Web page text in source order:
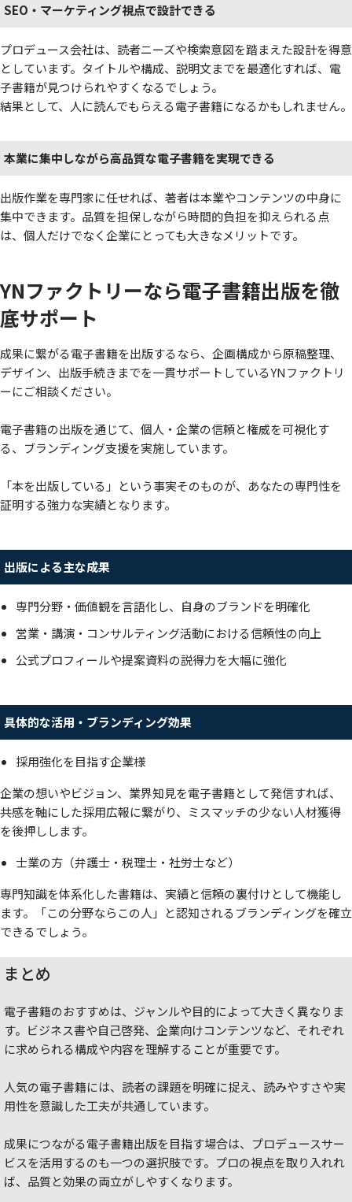
SEO・マーケティング視点で設計できる
プロデュース会社は、読者ニーズや検索意図を踏まえた設計を得意
としています。タイトルや構成、説明文までを最適化すれば、電
子書籍が見つけられやすくなるでしょう。
結果として、人に読んでもらえる電子書籍になるかもしれません。
本業に集中しながら高品質な電子書籍を実現できる
出版作業を専門家に任せれば、著者は本業やコンテンツの中身に
集中できます。品質を担保しながら時間的負担を抑えられる点
は、個人だけでなく企業にとっても大きなメリットです。
YNファクトリーなら電子書籍出版を徹
底サポート
成果に繋がる電子書籍を出版するなら、企画構成から原稿整理、
デザイン、出版手続きまでを一貫サポートしているYNファクトリ
ーにご相談ください。
電子書籍の出版を通じて、個人・企業の信頼と権威を可視化す
る、ブランディング支援を実施しています。
「本を出版している」という事実そのものが、あなたの専門性を
証明する強力な実績となります。
出版による主な成果
専門分野・価値観を言語化し、自身のブランドを明確化
営業・講演・コンサルティング活動における信頼性の向上
公式プロフィールや提案資料の説得力を大幅に強化
具体的な活用・ブランディング効果
採用強化を目指す企業様
企業の想いやビジョン、業界知見を電子書籍として発信すれば、
共感を軸にした採用広報に繋がり、ミスマッチの少ない人材獲得
を後押しします。
士業の方（弁護士・税理士・社労士など）
専門知識を体系化した書籍は、実績と信頼の裏付けとして機能し
ます。「この分野ならこの人」と認知されるブランディングを確立
できるでしょう。
まとめ
電子書籍のおすすめは、ジャンルや目的によって大きく異なりま
す。ビジネス書や自己啓発、企業向けコンテンツなど、それぞれ
に求められる構成や内容を理解することが重要です。
人気の電子書籍には、読者の課題を明確に捉え、読みやすさや実
用性を意識した工夫が共通しています。
成果につながる電子書籍出版を目指す場合は、プロデュースサー
ビスを活用するのも一つの選択肢です。プロの視点を取り入れれ
ば、品質と効果の両立がしやすくなります。